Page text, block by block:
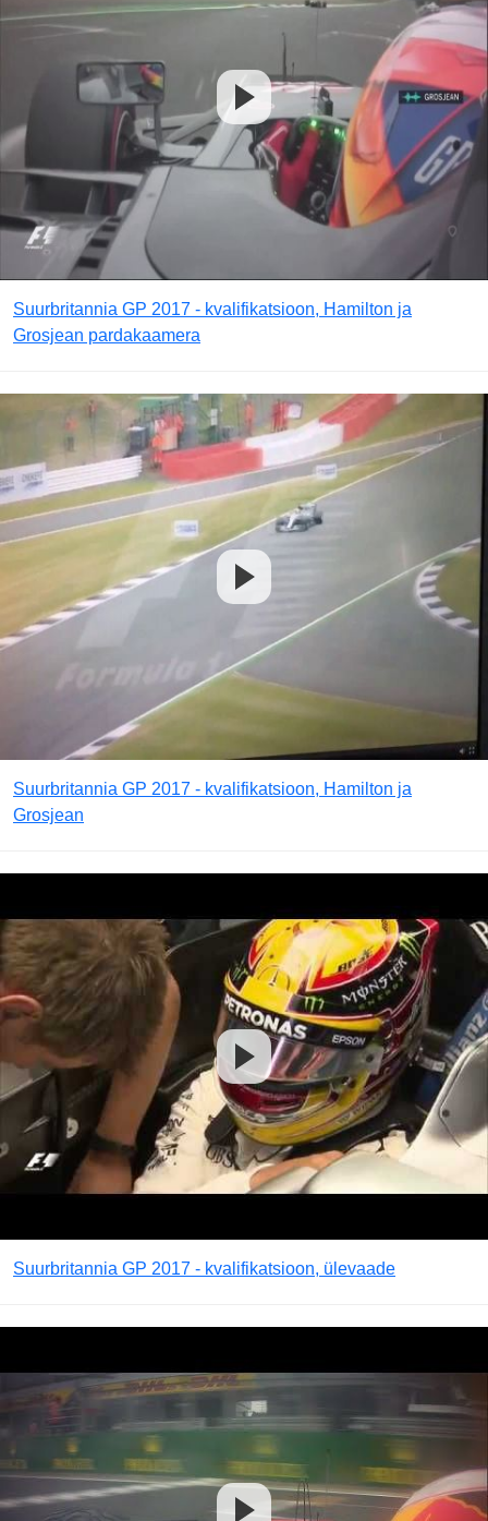
Suurbritannia GP 2017 - kvalifikatsioon, Hamilton ja
Grosjean pardakaamera
Suurbritannia GP 2017 - kvalifikatsioon, Hamilton ja
Grosjean
Suurbritannia GP 2017 - kvalifikatsioon, ülevaade